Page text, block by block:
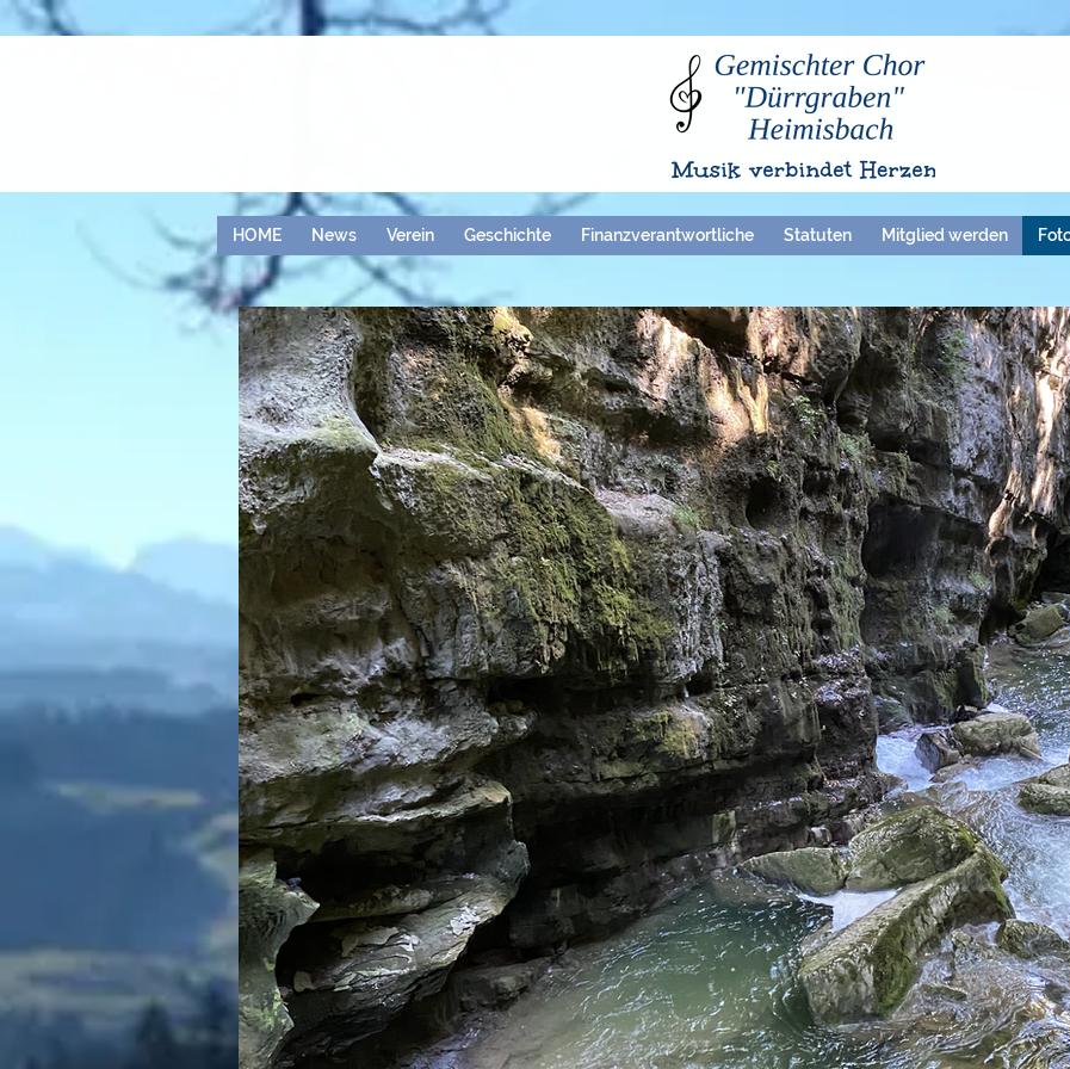
HOME News Verein Geschichte Finanzverantwortliche Statuten Mitglied werden